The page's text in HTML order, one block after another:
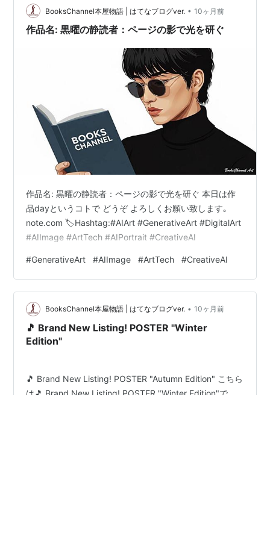
BooksChannel本屋物語 | はてなブログver. • 10ヶ月前
作品名: 黒曜の静読者：ページの影で光を研ぐ
作品名: 黒曜の静読者：ページの影で光を研ぐ 本日は作
品dayというコトで どうぞ よろしくお願い致します｡
note.com 🏷Hashtag:#AIArt #GenerativeArt #DigitalArt
#AIImage #ArtTech #AIPortrait #CreativeAI
#GenerativeArt #AIImage #ArtTech #CreativeAI
BooksChannel本屋物語 | はてなブログver. • 10ヶ月前
🎵 Brand New Listing! POSTER "Winter
Edition"